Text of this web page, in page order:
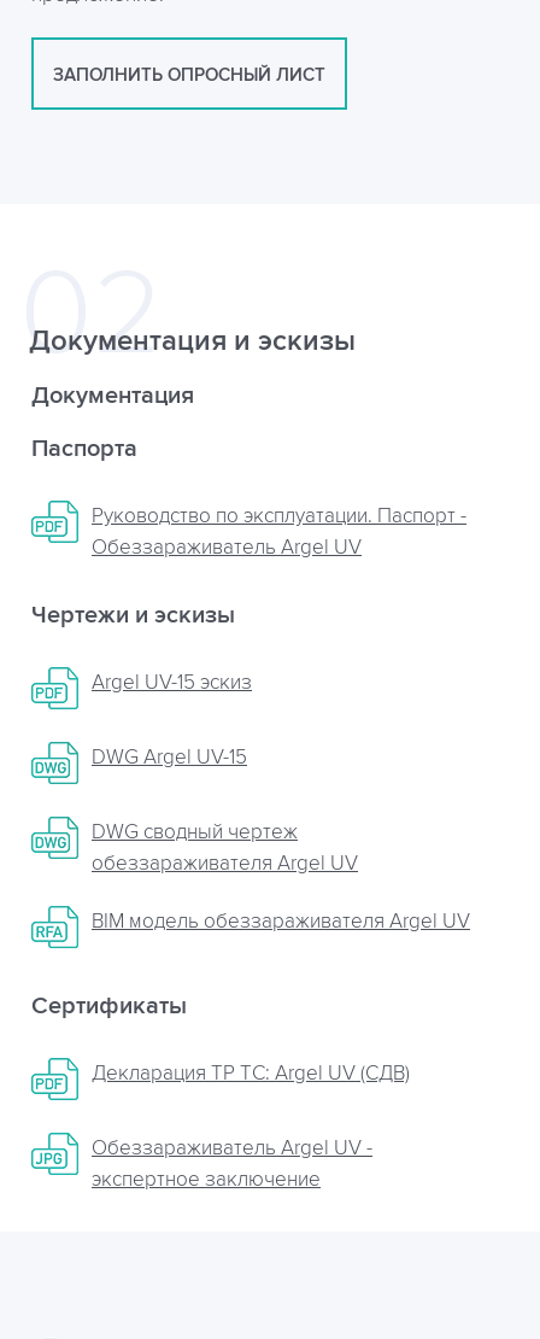
ЗАПОЛНИТЬ ОПРОСНЫЙ ЛИСТ
Документация и эскизы
Документация
Паспорта
Руководство по эксплуатации. Паспорт -
Обеззараживатель Argel UV
Чертежи и эскизы
Argel UV-15 эскиз
DWG Argel UV-15
DWG сводный чертеж
обеззараживателя Argel UV
BIM модель обеззараживателя Argel UV
Сертификаты
Декларация ТР ТС: Argel UV (СДВ)
Обеззараживатель Argel UV -
экспертное заключение